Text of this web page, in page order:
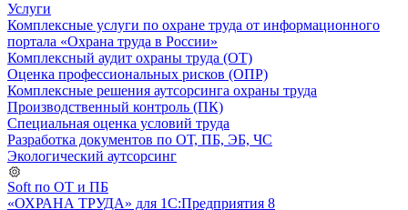
Услуги
Комплексные услуги по охране труда от информационного
портала «Охрана труда в России»
Комплексный аудит охраны труда (ОТ)
Оценка профессиональных рисков (ОПР)
Комплексные решения аутсорсинга охраны труда
Производственный контроль (ПК)
Специальная оценка условий труда
Разработка документов по ОТ, ПБ, ЭБ, ЧС
Экологический аутсорсинг
Soft по ОТ и ПБ
«ОХРАНА ТРУДА» для 1С:Предприятия 8